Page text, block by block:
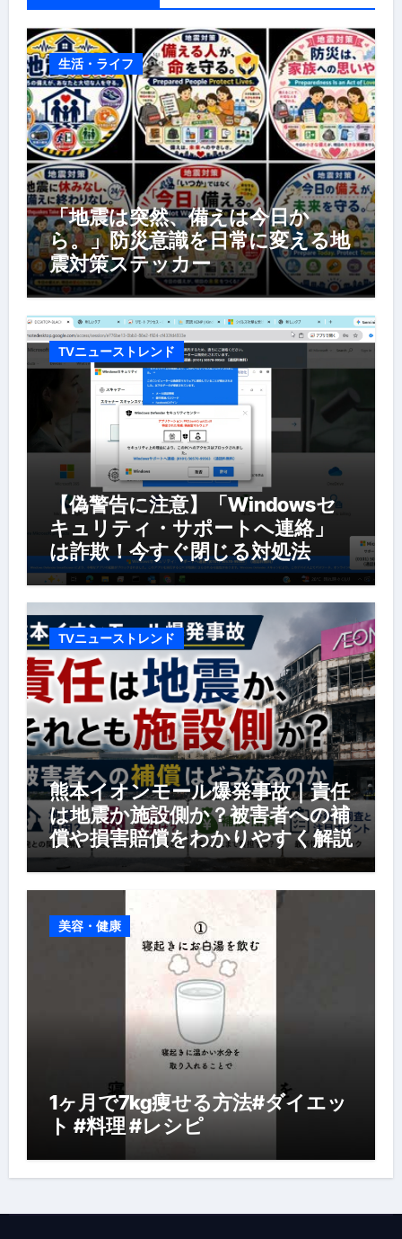
生活・ライフ
「地震は突然、備えは今日か
ら。」防災意識を日常に変える地
震対策ステッカー
TVニューストレンド
【偽警告に注意】「Windowsセ
キュリティ・サポートへ連絡」
は詐欺！今すぐ閉じる対処法
TVニューストレンド
熊本イオンモール爆発事故｜責任
は地震か施設側か？被害者への補
償や損害賠償をわかりやすく解説
美容・健康
1ヶ月で7kg痩せる方法#ダイエッ
ト #料理 #レシピ